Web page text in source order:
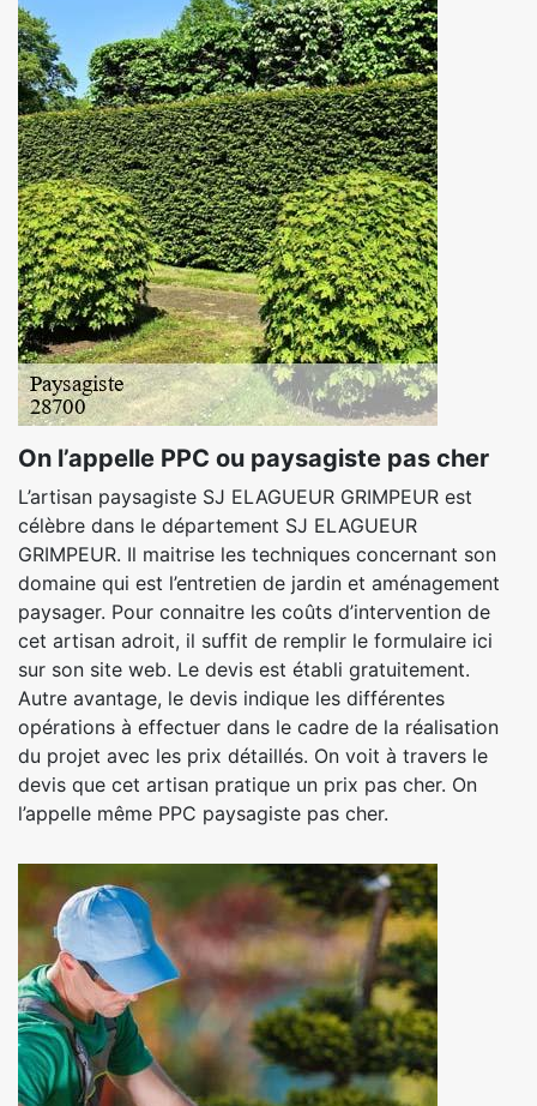
On l’appelle PPC ou paysagiste pas cher
L’artisan paysagiste SJ ELAGUEUR GRIMPEUR est
célèbre dans le département SJ ELAGUEUR
GRIMPEUR. Il maitrise les techniques concernant son
domaine qui est l’entretien de jardin et aménagement
paysager. Pour connaitre les coûts d’intervention de
cet artisan adroit, il suffit de remplir le formulaire ici
sur son site web. Le devis est établi gratuitement.
Autre avantage, le devis indique les différentes
opérations à effectuer dans le cadre de la réalisation
du projet avec les prix détaillés. On voit à travers le
devis que cet artisan pratique un prix pas cher. On
l’appelle même PPC paysagiste pas cher.